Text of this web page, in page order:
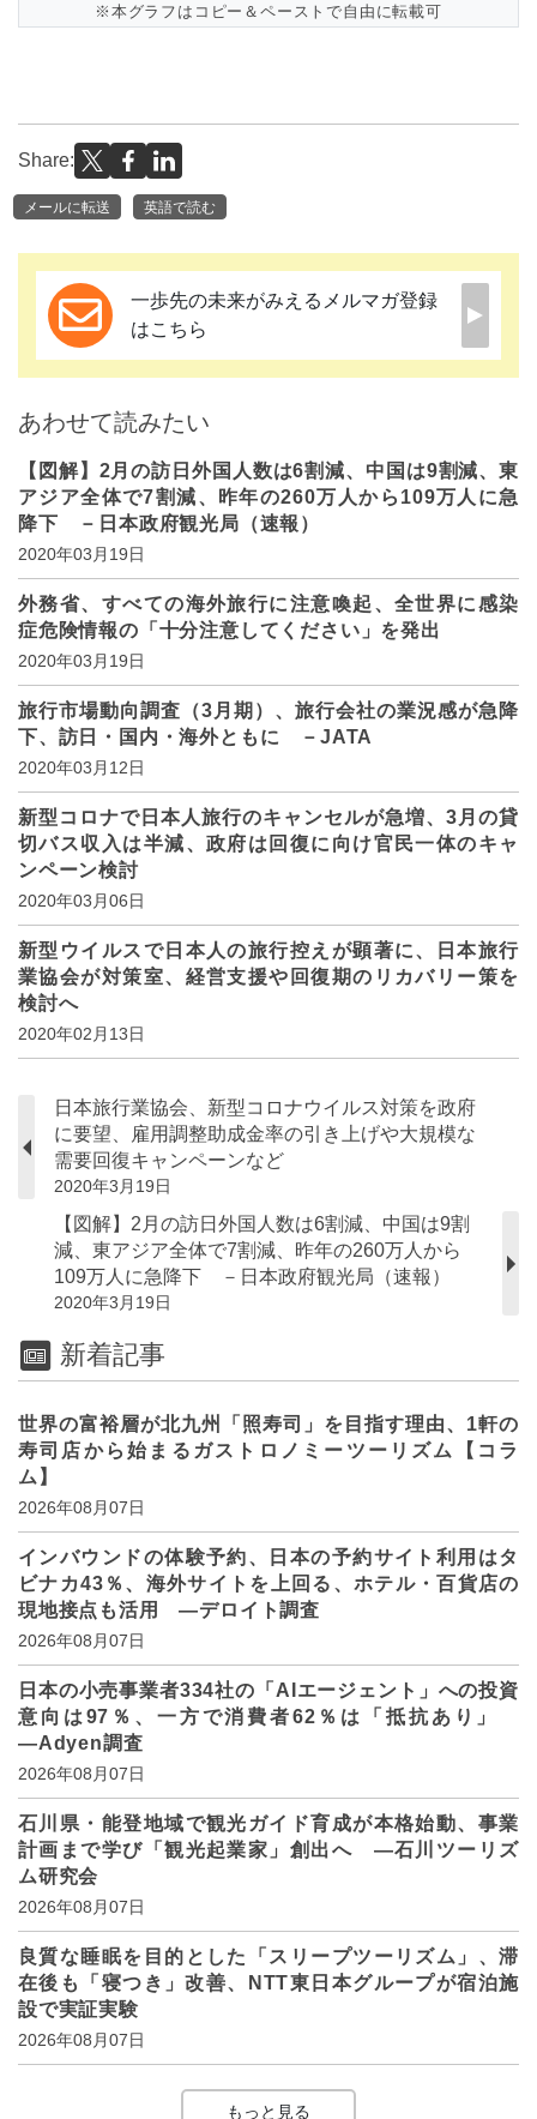
※本グラフはコピー＆ペーストで自由に転載可
Share:
メールに転送 英語で読む
一歩先の未来がみえるメルマガ登録
はこちら
あわせて読みたい
【図解】2月の訪日外国人数は6割減、中国は9割減、東
アジア全体で7割減、昨年の260万人から109万人に急
降下 －日本政府観光局（速報）
2020年03月19日
外務省、すべての海外旅行に注意喚起、全世界に感染
症危険情報の「十分注意してください」を発出
2020年03月19日
旅行市場動向調査（3月期）、旅行会社の業況感が急降
下、訪日・国内・海外ともに －JATA
2020年03月12日
新型コロナで日本人旅行のキャンセルが急増、3月の貸
切バス収入は半減、政府は回復に向け官民一体のキャ
ンペーン検討
2020年03月06日
新型ウイルスで日本人の旅行控えが顕著に、日本旅行
業協会が対策室、経営支援や回復期のリカバリー策を
検討へ
2020年02月13日
日本旅行業協会、新型コロナウイルス対策を政府
に要望、雇用調整助成金率の引き上げや大規模な
需要回復キャンペーンなど
2020年3月19日
【図解】2月の訪日外国人数は6割減、中国は9割
減、東アジア全体で7割減、昨年の260万人から
109万人に急降下 －日本政府観光局（速報）
2020年3月19日
新着記事
世界の富裕層が北九州「照寿司」を目指す理由、1軒の
寿司店から始まるガストロノミーツーリズム【コラ
ム】
2026年08月07日
インバウンドの体験予約、日本の予約サイト利用はタ
ビナカ43％、海外サイトを上回る、ホテル・百貨店の
現地接点も活用 ―デロイト調査
2026年08月07日
日本の小売事業者334社の「AIエージェント」への投資
意向は97％、一方で消費者62％は「抵抗あり」
―Adyen調査
2026年08月07日
石川県・能登地域で観光ガイド育成が本格始動、事業
計画まで学び「観光起業家」創出へ ―石川ツーリズ
ム研究会
2026年08月07日
良質な睡眠を目的とした「スリープツーリズム」、滞
在後も「寝つき」改善、NTT東日本グループが宿泊施
設で実証実験
2026年08月07日
もっと見る